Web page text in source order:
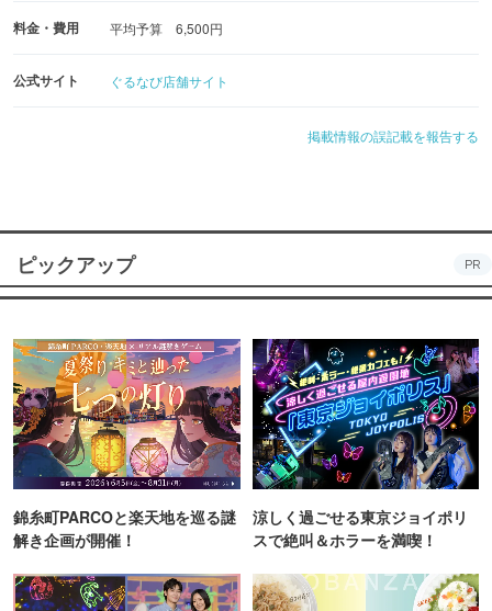
料金・費用 平均予算 6,500円
公式サイト ぐるなび店舗サイト
掲載情報の誤記載を報告する
ピックアップ PR
錦糸町PARCOと楽天地を巡る謎
解き企画が開催！
涼しく過ごせる東京ジョイポリ
スで絶叫＆ホラーを満喫！